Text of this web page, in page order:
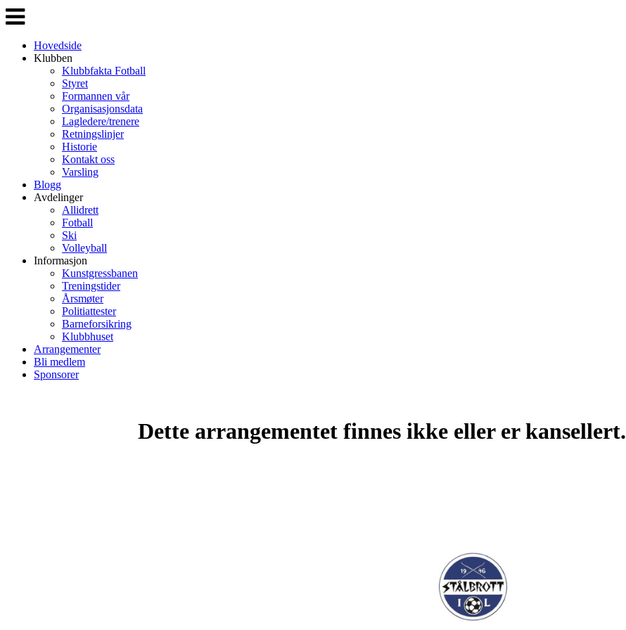
Veksle
navigasjon
Hovedside
Klubben
Klubbfakta Fotball
Styret
Formannen vår
Organisasjonsdata
Lagledere/trenere
Retningslinjer
Historie
Kontakt oss
Varsling
Blogg
Avdelinger
Allidrett
Fotball
Ski
Volleyball
Informasjon
Kunstgressbanen
Treningstider
Årsmøter
Politiattester
Barneforsikring
Klubbhuset
Arrangementer
Bli medlem
Sponsorer
Dette arrangementet finnes ikke eller er kansellert.